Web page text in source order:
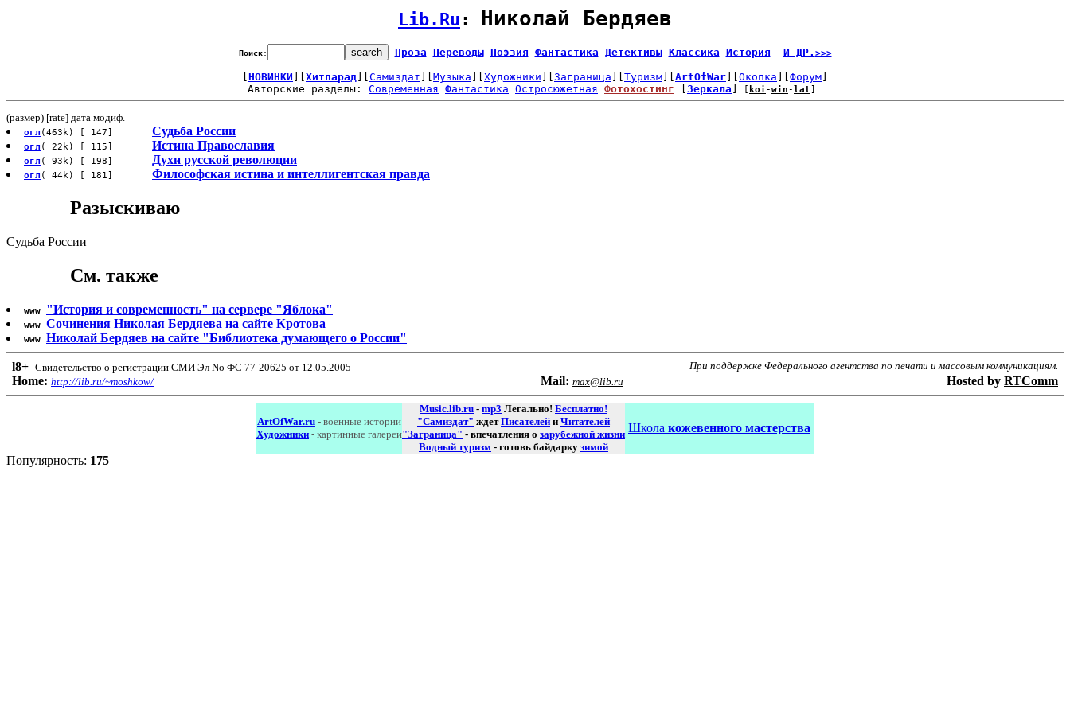
Lib.Ru : Николай Бердяев
Поиск: Проза Переводы Поэзия Фантастика Детективы Классика История И ДР. >>>
НОВИНКИ Хитпарад Самиздат Музыка Художники Заграница Туризм ArtOfWar Окопка Форум
Авторские разделы: Современная Фантастика Остросюжетная Фотохостинг Зеркала koi-win- lat
(размер) [rate] дата модиф.
огл (463k) [ 147] Судьба России
огл ( 22k) [ 115] Истина Православия
огл ( 93k) [ 198] Духи русской революции
огл ( 44k) [ 181] Философская истина и интеллигентская правда
Разыскиваю
Судьба России
См. также
www "История и современность" на сервере "Яблока"
www Сочинения Николая Бердяева на сайте Кротова
www Николай Бердяев на сайте "Библиотека думающего о России"
l8+ Свидетельство о регистрации СМИ Эл No ФС 77-20625 от 12.05.2005 При поддержке Федерального агентства по печати и массовым коммуникациям.
Home: http://lib.ru/~moshkow/ Маil: max@lib.ru Hosted by RTComm
ArtOfWar.ru - военные истории
Художники - картинные галереи
Music.lib.ru - mp3 Легально! Бесплатно!
"Самиздат" ждетПисателей и Читателей
"Заграница" - впечатления о зарубежной жизни
Водный туризм - готовь байдарку зимой
Школа кожевенного мастерства
Популярность: 175